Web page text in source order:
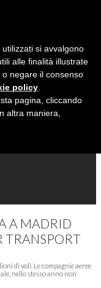
CHE
A
LA SOCIETÀ E
...
A MADRID
TRANSPORT
di voli. Le compagnie aeree
nello stesso anno non
si avvalgono
alle finalità illustrate
negare il consenso
policy
pagina, cliccando
altra maniera,